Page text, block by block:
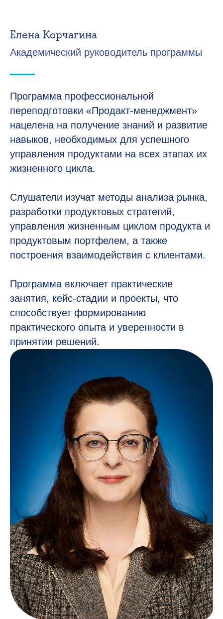
Елена Корчагина
Академический руководитель программы
Программа профессиональной
переподготовки «Продакт-менеджмент»
нацелена на получение знаний и развитие
навыков, необходимых для успешного
управления продуктами на всех этапах их
жизненного цикла.
Слушатели изучат методы анализа рынка,
разработки продуктовых стратегий,
управления жизненным циклом продукта и
продуктовым портфелем, а также
построения взаимодействия с клиентами.
Программа включает практические
занятия, кейс-стадии и проекты, что
способствует формированию
практического опыта и уверенности в
принятии решений.